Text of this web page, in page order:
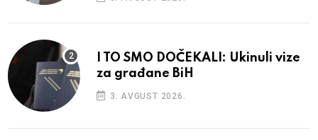
I TO SMO DOČEKALI: Ukinuli vize
za građane BiH
3. AVGUST 2026.